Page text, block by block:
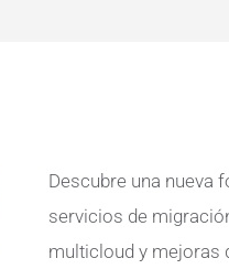
Descubre una nueva
servicios de
multicloud y mejoras